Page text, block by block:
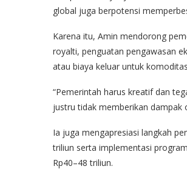
global juga berpotensi
Karena itu, Amin mendorong
royalti, penguatan pengawasan
atau biaya keluar untuk
“Pemerintah harus kreatif dan
justru tidak memberikan dampak
Ia juga mengapresiasi langkah
triliun serta implementasi
Rp40–48 triliun.